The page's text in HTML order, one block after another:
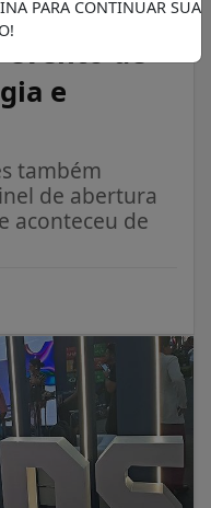
Campinas
de
e
também
de abertura
aconteceu de
PARA CONTINUAR SUA